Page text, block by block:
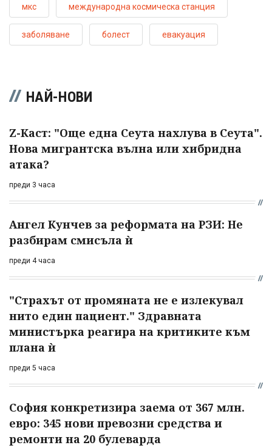
мкс международна космическа станция
заболяване болест евакуация
НАЙ-НОВИ
Z-Каст: "Още една Сеута нахлува в Сеута".
Нова мигрантска вълна или хибридна
атака?
преди 3 часа
Ангел Кунчев за реформата на РЗИ: Не
разбирам смисъла ѝ
преди 4 часа
"Страхът от промяната не е излекувал
нито един пациент." Здравната
министърка реагира на критиките към
плана ѝ
преди 5 часа
София конкретизира заема от 367 млн.
евро: 345 нови превозни средства и
ремонти на 20 булеварда